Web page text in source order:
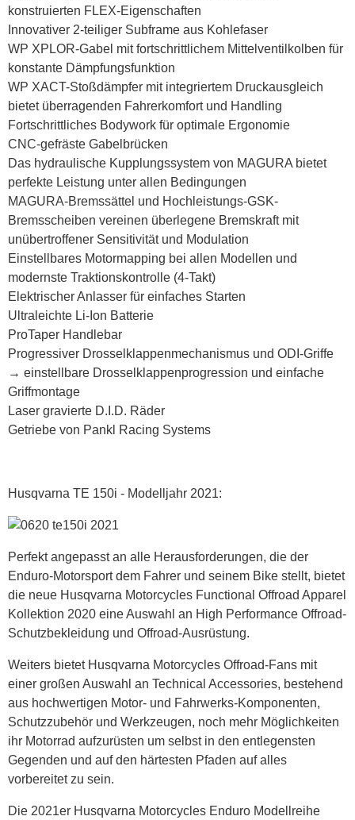
konstruierten FLEX-Eigenschaften
Innovativer 2-teiliger Subframe aus Kohlefaser
WP XPLOR-Gabel mit fortschrittlichem Mittelventilkolben für
konstante Dämpfungsfunktion
WP XACT-Stoßdämpfer mit integriertem Druckausgleich
bietet überragenden Fahrerkomfort und Handling
Fortschrittliches Bodywork für optimale Ergonomie
CNC-gefräste Gabelbrücken
Das hydraulische Kupplungssystem von MAGURA bietet
perfekte Leistung unter allen Bedingungen
MAGURA-Bremssättel und Hochleistungs-GSK-
Bremsscheiben vereinen überlegene Bremskraft mit
unübertroffener Sensitivität und Modulation
Einstellbares Motormapping bei allen Modellen und
modernste Traktionskontrolle (4-Takt)
Elektrischer Anlasser für einfaches Starten
Ultraleichte Li-Ion Batterie
ProTaper Handlebar
Progressiver Drosselklappenmechanismus und ODI-Griffe
→ einstellbare Drosselklappenprogression und einfache
Griffmontage
Laser gravierte D.I.D. Räder
Getriebe von Pankl Racing Systems
Husqvarna TE 150i - Modelljahr 2021:
Perfekt angepasst an alle Herausforderungen, die der
Enduro-Motorsport dem Fahrer und seinem Bike stellt, bietet
die neue Husqvarna Motorcycles Functional Offroad Apparel
Kollektion 2020 eine Auswahl an High Performance Offroad-
Schutzbekleidung und Offroad-Ausrüstung.
Weiters bietet Husqvarna Motorcycles Offroad-Fans mit
einer großen Auswahl an Technical Accessories, bestehend
aus hochwertigen Motor- und Fahrwerks-Komponenten,
Schutzzubehör und Werkzeugen, noch mehr Möglichkeiten
ihr Motorrad aufzurüsten um selbst in den entlegensten
Gegenden und auf den härtesten Pfaden auf alles
vorbereitet zu sein.
Die 2021er Husqvarna Motorcycles Enduro Modellreihe